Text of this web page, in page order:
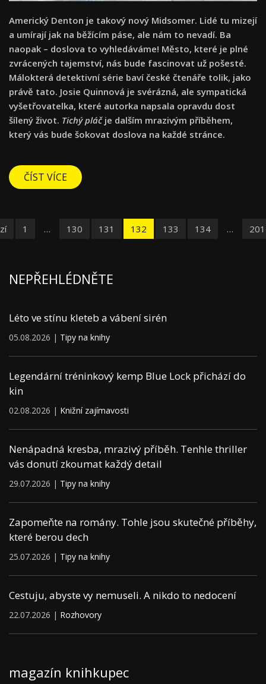
Americký Denton je takový nový Midsomer. Lidé tu mizejí
a umírají jak na běžícím páse, ale nám to nevadí. Ba
naopak – doslova to vyhledáváme! Město, které je plné
zvrácených tajemství, nás bude fascinovat už pošesté.
Málokterá detektivní série baví české čtenáře tolik, jako
právě tato. Josie Quinnová je svérázná, ale sympatická
vyšetřovatelka, které autorka napsala opravdu dost
šílený život. Tichý pláčje dalším mrazivým příběhem,
který vás bude šokovat doslova na každé stránce.
ČÍST VÍCE
1 … 130 131 132 133 134 … 201
NEPŘEHLÉDNĚTE
Léto ve stínu kleteb a vábení sirén
05.08.2026 | Tipy na knihy
Legendární tréninkový kemp Blue Lock přichází do
kin
02.08.2026 | Knižní zajímavosti
Nenápadná kresba, mrazivý příběh. Tenhle thriller
vás donutí zkoumat každý detail
29.07.2026 | Tipy na knihy
Zapomeňte na romány. Tohle jsou skutečné příběhy,
které berou dech
25.07.2026 | Tipy na knihy
Cestuju, abyste vy nemuseli. A nikdo to nedocení
22.07.2026 | Rozhovory
magazín knihkupec